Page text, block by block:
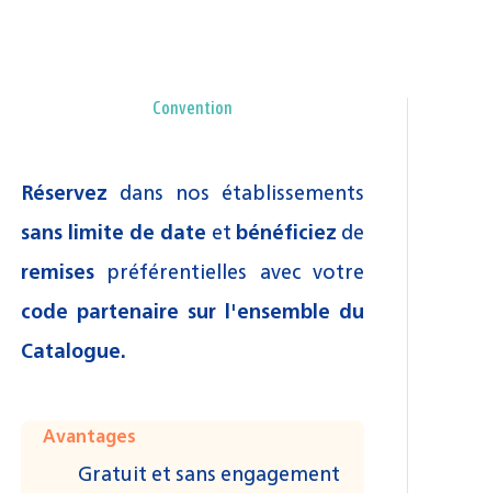
Convention
Réservez dans nos établissements
sans limite de date et bénéficiez de
remisespréférentielles avec votre
code partenaire sur l'ensemble du
Catalogue.
Avantages
Gratuit et sans engagement